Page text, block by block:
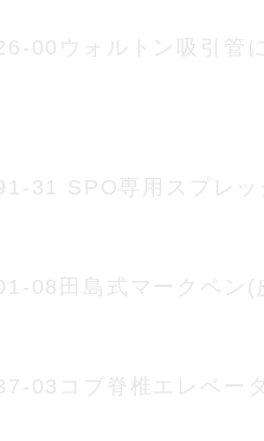
00ウォルトン吸引管
31 SPO専用スプレッ
08田島式マークペン(
03コブ脊椎エレベー